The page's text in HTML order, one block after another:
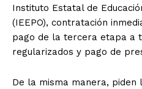
Instituto Estatal de
(IEEPO), contratación
pago de la tercera etapa a
regularizados y pago de
De la misma manera, piden